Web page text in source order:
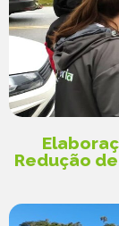
Redução de